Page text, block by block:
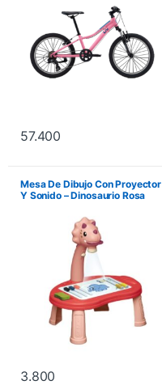
57.400
Mesa De Dibujo Con Proyector
Y Sonido – Dinosaurio Rosa
3.800